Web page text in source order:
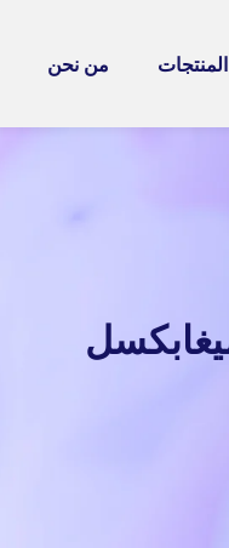
من نحن المنتجات